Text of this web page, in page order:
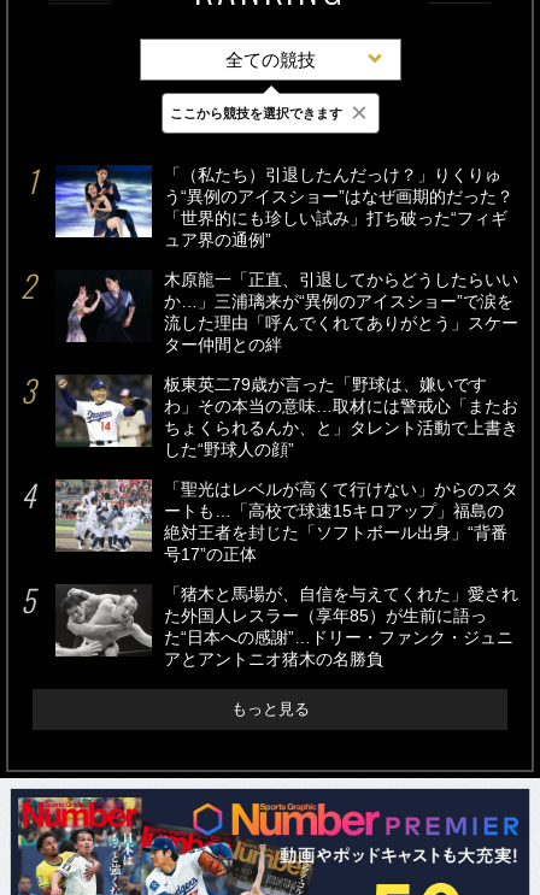
全ての競技
最新 24時間 週間
「（私たち）引退したんだっけ？」りくりゅ
う“異例のアイスショー”はなぜ画期的だった？
「世界的にも珍しい試み」打ち破った“フィギ
ュア界の通例”
木原龍一「正直、引退してからどうしたらいい
か…」三浦璃来が“異例のアイスショー”で涙を
流した理由「呼んでくれてありがとう」スケー
ター仲間との絆
板東英二79歳が言った「野球は、嫌いです
わ」その本当の意味…取材には警戒心「またお
ちょくられるんか、と」タレント活動で上書き
した“野球人の顔”
「聖光はレベルが高くて行けない」からのスタ
ートも…「高校で球速15キロアップ」福島の
絶対王者を封じた「ソフトボール出身」“背番
号17”の正体
「猪木と馬場が、自信を与えてくれた」愛され
た外国人レスラー（享年85）が生前に語っ
た“日本への感謝”…ドリー・ファンク・ジュニ
アとアントニオ猪木の名勝負
もっと見る
ここから競技を選択できます ×